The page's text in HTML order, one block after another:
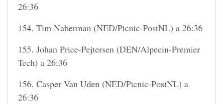
26:36
154. Tim Naberman (NED/Picnic-PostNL) a 26:36
155. Johan Price-Pejtersen (DEN/Alpecin-Premier
Tech) a 26:36
156. Casper Van Uden (NED/Picnic-PostNL) a
26:36